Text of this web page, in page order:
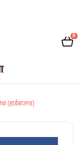
0
(हार्डबाउण्ड)